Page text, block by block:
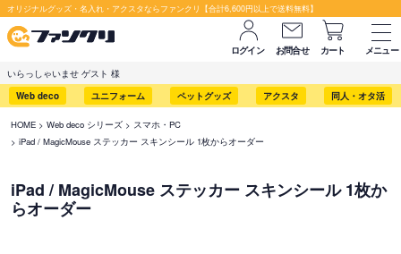
オリジナルグッズ・名入れ・アクスタならファンクリ【合計6,600円以上で送料無料】
ログイン お問合せ カート
メニュー
いらっしゃいませ ゲスト 様
Web deco
ユニフォーム ペットグッズ アクスタ 同人・オタ活
HOME Web deco シリーズ
スマホ・PC
iPad / MagicMouse ステッカー スキンシール 1枚からオーダー
iPad / MagicMouse ステッカー スキンシール 1枚か
らオーダー